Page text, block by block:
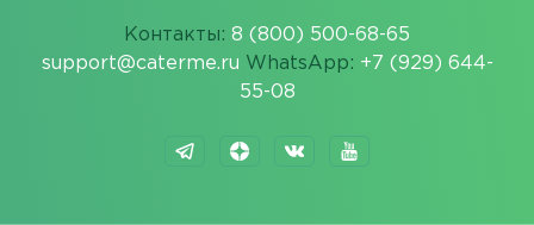
Контакты: 8 (800) 500-68-65
support@caterme.ru WhatsApp: +7 (929) 644-
55-08